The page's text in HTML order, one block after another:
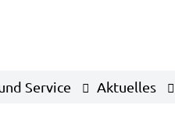
Service Aktuelles